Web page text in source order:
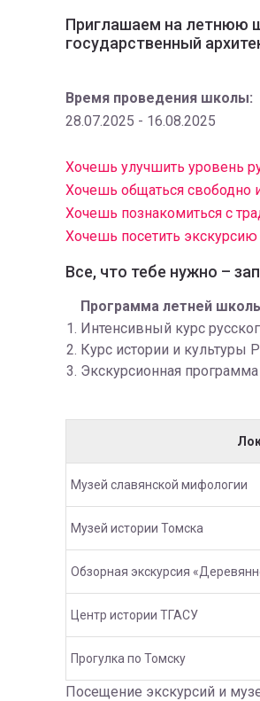
Приглашаем на летнюю
государственный
Время проведения школы:
28.07.2025 - 16.08.2025
Хочешь улучшить уровень
Хочешь общаться свободно
Хочешь познакомиться с
Хочешь посетить
Все, что тебе нужно –
Программа летней
Интенсивный курс
Курс истории и культуры
Экскурсионная
Музей славянской мифологии
Музей истории Томска
Обзорная экскурсия
Центр истории ТГАСУ
Прогулка по Томску
Посещение экскурсий и